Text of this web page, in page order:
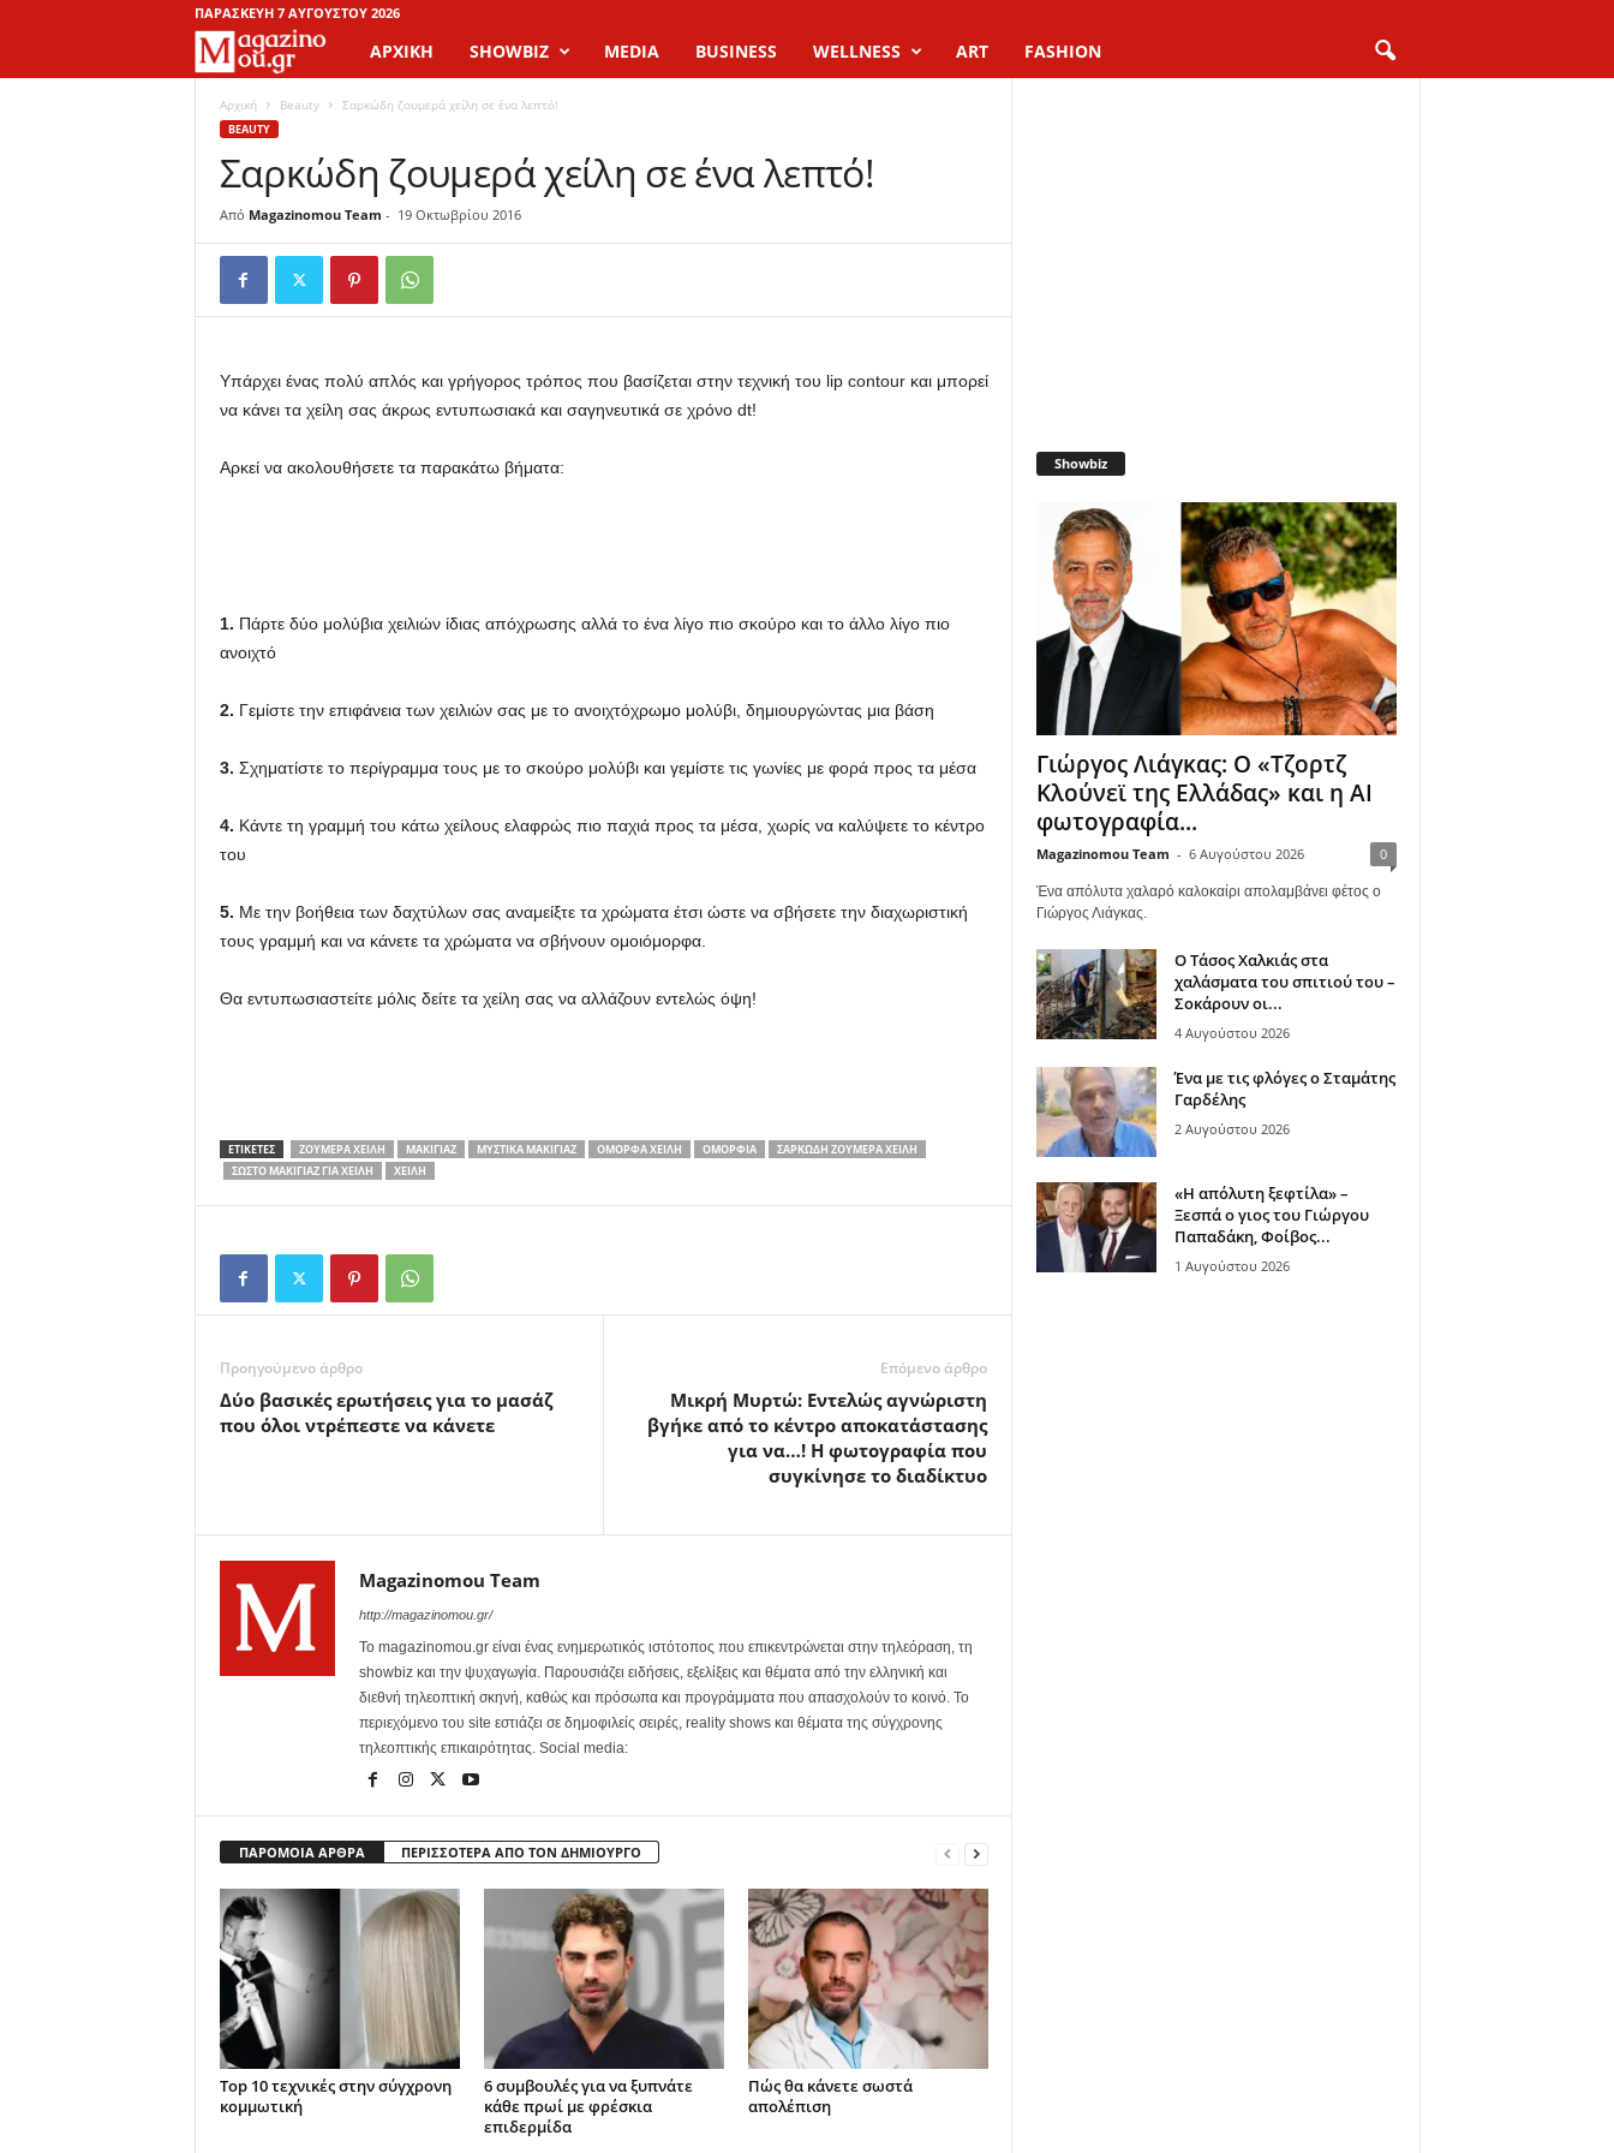
ΠΑΡΑΣΚΕΥΉ 7 ΑΥΓΟΎΣΤΟΥ 2026
a
g
a
z
i
o
M
ΑΡΧΙΚΉ SHOWBIZ MEDIA BUSINESS WELLNESS ART FASHION
Αρχική Beauty Σαρκώδη ζουμερά χείλη σε ένα λεπτό!
BEAUTY
Σαρκώδη ζουμερά χείλη σε ένα λεπτό!
Από Magazinomou Team - 19 Οκτωβρίου 2016
Υπάρχει ένας πολύ απλός και γρήγορος τρόπος που βασίζεται στην τεχνική του lip contour και μπορεί
να κάνει τα χείλη σας άκρως εντυπωσιακά και σαγηνευτικά σε χρόνο dt!
Αρκεί να ακολουθήσετε τα παρακάτω βήματα:
1. Πάρτε δύο μολύβια χειλιών ίδιας απόχρωσης αλλά το ένα λίγο πιο σκούρο και το άλλο λίγο πιο
ανοιχτό
2. Γεμίστε την επιφάνεια των χειλιών σας με το ανοιχτόχρωμο μολύβι, δημιουργώντας μια βάση
3. Σχηματίστε το περίγραμμα τους με το σκούρο μολύβι και γεμίστε τις γωνίες με φορά προς τα μέσα
4. Κάντε τη γραμμή του κάτω χείλους ελαφρώς πιο παχιά προς τα μέσα, χωρίς να καλύψετε το κέντρο
του
5. Με την βοήθεια των δαχτύλων σας αναμείξτε τα χρώματα έτσι ώστε να σβήσετε την διαχωριστική
τους γραμμή και να κάνετε τα χρώματα να σβήνουν ομοιόμορφα.
Θα εντυπωσιαστείτε μόλις δείτε τα χείλη σας να αλλάζουν εντελώς όψη!
ΕΤΙΚΕΤΕΣ ΖΟΥΜΕΡΆ ΧΕΊΛΗ ΜΑΚΙΓΙΆΖ ΜΥΣΤΙΚΆ ΜΑΚΙΓΙΆΖ ΌΜΟΡΦΑ ΧΕΊΛΗ ΟΜΟΡΦΙΆ
ΣΑΡΚΏΔΗ ΖΟΥΜΕΡΆ ΧΕΊΛΗ
ΣΩΣΤΌ ΜΑΚΙΓΙΆΖ ΓΙΑ ΧΕΊΛΗ
ΧΕΊΛΗ
Προηγούμενο άρθρο
Δύο βασικές ερωτήσεις για το μασάζ
που όλοι ντρέπεστε να κάνετε
Επόμενο άρθρο
Μικρή Μυρτώ: Εντελώς αγνώριστη
βγήκε από το κέντρο αποκατάστασης
για να…! Η φωτογραφία που
συγκίνησε το διαδίκτυο
Magazinomou Team
http://magazinomou.gr/
Το magazinomou.gr είναι ένας ενημερωτικός ιστότοπος που επικεντρώνεται στην τηλεόραση, τη
showbiz και την ψυχαγωγία. Παρουσιάζει ειδήσεις, εξελίξεις και θέματα από την ελληνική και
διεθνή τηλεοπτική σκηνή, καθώς και πρόσωπα και προγράμματα που απασχολούν το κοινό. Το
περιεχόμενο του site εστιάζει σε δημοφιλείς σειρές, reality shows και θέματα της σύγχρονης
τηλεοπτικής επικαιρότητας. Social media:
ΠΑΡΟΜΟΙΑ ΑΡΘΡΑ ΠΕΡΙΣΣΟΤΕΡΑ ΑΠΟ ΤΟΝ ΔΗΜΙΟΥΡΓΟ
Top 10 τεχνικές στην σύγχρονη
κομμωτική
6 συμβουλές για να ξυπνάτε
κάθε πρωί με φρέσκια
επιδερμίδα
Πώς θα κάνετε σωστά
απολέπιση
Showbiz
Γιώργος Λιάγκας: Ο «Τζορτζ
Κλούνεϊ της Ελλάδας» και η AI
φωτογραφία...
Magazinomou Team - 6 Αυγούστου 2026 0
Ένα απόλυτα χαλαρό καλοκαίρι απολαμβάνει φέτος ο
Γιώργος Λιάγκας.
Ο Τάσος Χαλκιάς στα
χαλάσματα του σπιτιού του –
Σοκάρουν οι...
4 Αυγούστου 2026
Ένα με τις φλόγες ο Σταμάτης
Γαρδέλης
2 Αυγούστου 2026
«Η απόλυτη ξεφτίλα» –
Ξεσπά ο γιος του Γιώργου
Παπαδάκη, Φοίβος...
1 Αυγούστου 2026